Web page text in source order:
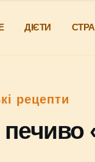
ДІЄТИ
рецепти